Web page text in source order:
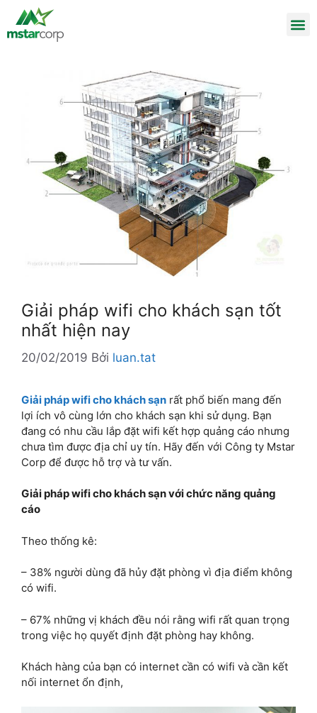
Giải pháp wifi cho khách sạn tốt
nhất hiện nay
20/02/2019 Bởi luan.tat
Giải pháp wifi cho khách sạn rất phổ biến mang đến
lợi ích vô cùng lớn cho khách sạn khi sử dụng. Bạn
đang có nhu cầu lắp đặt wifi kết hợp quảng cáo nhưng
chưa tìm được địa chỉ uy tín. Hãy đến với Công ty Mstar
Corp để được hỗ trợ và tư vấn.
Giải pháp wifi cho khách sạn với chức năng quảng
cáo
Theo thống kê:
– 38% người dùng đã hủy đặt phòng vì địa điểm không
có wifi.
– 67% những vị khách đều nói rằng wifi rất quan trọng
trong việc họ quyết định đặt phòng hay không.
Khách hàng của bạn có internet cần có wifi và cần kết
nối internet ổn định,